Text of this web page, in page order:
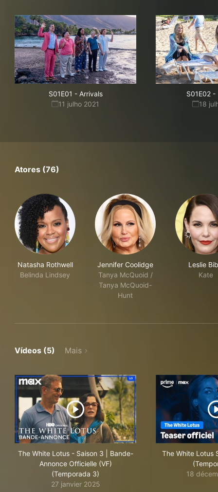
S01E01 - Arrivals
11 julho 2021
S01E02 -
18
Atores (76)
Natasha Rothwell
Belinda Lindsey
Jennifer Coolidge
Tanya McQuoid /
Tanya McQuoid-
Hunt
Leslie
Kate
Vídeos (5) Mais
The White Lotus - Saison 3 | Bande-
Annonce Officielle (VF)
(Temporada 3)
27 janvier 2025
The White Lotus
18